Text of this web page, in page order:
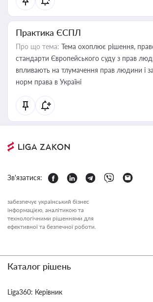
Практика ЄСПЛ
Про що тема: Тема охоплює рішення,
стандарти Європейського суду з прав
впливають на тлумачення прав людини і
норм права в Україні
Зв'язатися:
забезпечує український бізнес
інформацією, аналітикою та
технологічними рішеннями для
ефективної та безпечної роботи.
Каталог рішень
Liga360: Керівник